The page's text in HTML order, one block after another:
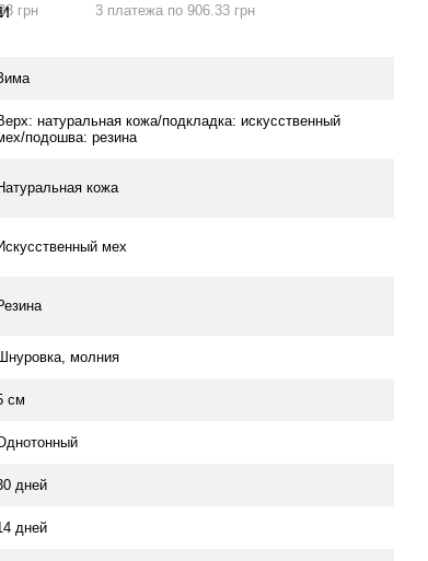
грн 3 платежа по 906.33 грн
натуральная кожа/подкладка: искусственный
подошва: резина
кожа
мех
молния
см
дней
дней